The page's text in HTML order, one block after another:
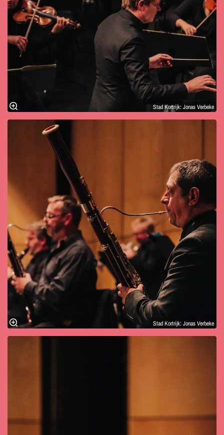
Stad Kortrijk: Jonas Verbeke
Stad Kortrijk: Jonas Verbeke